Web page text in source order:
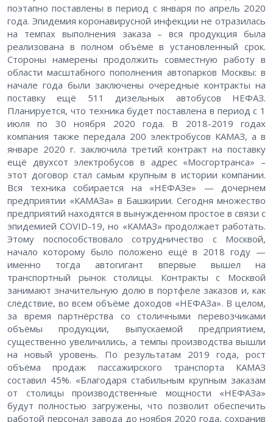
поэтапно поставлены в период с января по апрель 2020
года. Эпидемия коронавирусной инфекции не отразилась
на темпах выполнения заказа – вся продукция была
реализована в полном объёме в установленный срок.
Стороны намерены продолжить совместную работу в
области масштабного пополнения автопарков Москвы: в
начале года были заключены очередные контракты на
поставку ещё 511 дизельных автобусов НЕФАЗ.
Планируется, что техника будет поставлена в период с 1
июля по 30 ноября 2020 года. В 2018-2019 годах
компания также передала 200 электробусов КАМАЗ, а в
январе 2020 г. заключила третий контракт на поставку
ещё двухсот электробусов в адрес «Мосгортранса» –
этот договор стал самым крупным в истории компании.
Вся техника собирается на «НЕФАЗе» — дочернем
предприятии «КАМАЗа» в Башкирии. Сегодня множество
предприятий находятся в вынужденном простое в связи с
эпидемией COVID-19, но «КАМАЗ» продолжает работать.
Этому поспособствовало сотрудничество с Москвой,
начало которому было положено ещё в 2018 году —
именно тогда автогигант впервые вышел на
транспортный рынок столицы. Контракты с Москвой
занимают значительную долю в портфеле заказов и, как
следствие, во всем объёме доходов «НЕФАЗа». В целом,
за время партнёрства со столичными перевозчиками
объёмы продукции, выпускаемой предприятием,
существенно увеличились, а темпы производства вышли
на новый уровень. По результатам 2019 года, рост
объёма продаж пассажирского транспорта КАМАЗ
составил 45%. «Благодаря стабильным крупным заказам
от столицы производственные мощности «НЕФАЗа»
будут полностью загружены, что позволит обеспечить
работой персонал завода до ноября 2020 года, сохранив